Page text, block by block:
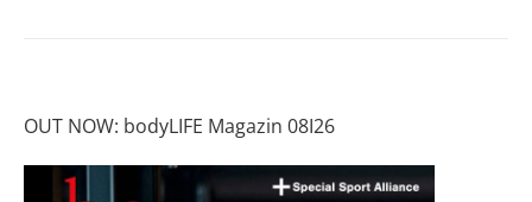
OUT NOW: bodyLIFE Magazin 08I26